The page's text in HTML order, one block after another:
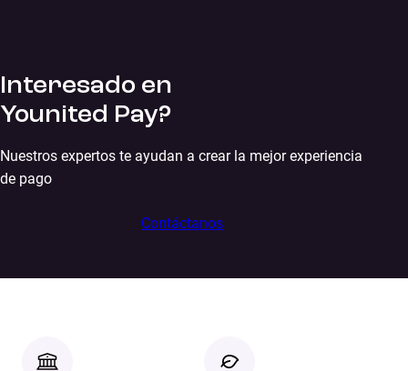
Interesado en
Younited Pay?
Nuestros expertos te ayudan a crear la mejor experiencia
de pago
Contáctanos